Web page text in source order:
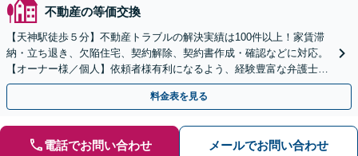
不動産の等価交換
【天神駅徒歩５分】不動産トラブルの解決実績は100件以上！家賃滞
納・立ち退き、欠陥住宅、契約解除、契約書作成・確認などに対応。
【オーナー様／個人】依頼者様有利になるよう、経験豊富な弁護士が
交渉いたします。まずは電話相談からお越しください
料金表を見る
電話でお問い合わせ メールでお問い合わせ